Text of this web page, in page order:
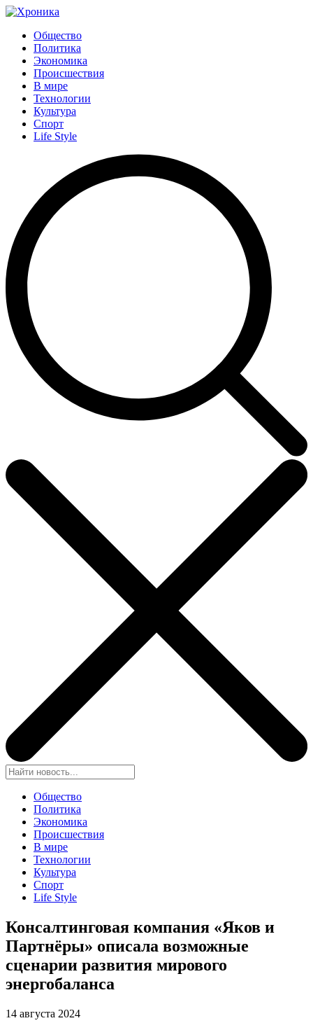
Общество
Политика
Экономика
Происшествия
В мире
Технологии
Культура
Спорт
Life Style
Общество
Политика
Экономика
Происшествия
В мире
Технологии
Культура
Спорт
Life Style
Консалтинговая компания «Яков и
Партнёры» описала возможные
сценарии развития мирового
энергобаланса
14 августа 2024